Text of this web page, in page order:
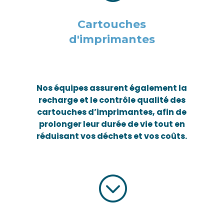
Cartouches
d'imprimantes
Nos équipes assurent également la
recharge et le contrôle qualité des
cartouches d’imprimantes, afin de
prolonger leur durée de vie tout en
réduisant vos déchets et vos coûts.
;